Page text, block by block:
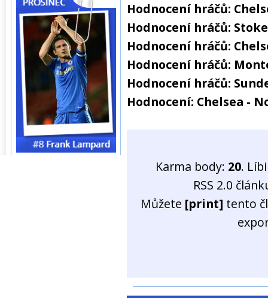
Hodnocení hráčů:
Hodnocení hráčů:
Hodnocení hráčů:
Hodnocení hráčů:
Hodnocení hráčů:
Hodnocení: Chelsea -
Karma body: 20.
RSS 2.0
Můžete [print] tento